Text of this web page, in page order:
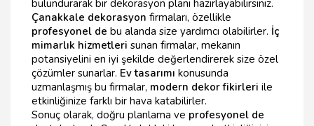
bulundurarak bir dekorasyon planı hazırlayabilirsiniz.
Çanakkale dekorasyon firmaları, özellikle
profesyonel de bu alanda size yardımcı olabilirler. İç
mimarlık hizmetleri sunan firmalar, mekanın
potansiyelini en iyi şekilde değerlendirerek size özel
çözümler sunarlar. Ev tasarımı konusunda
uzmanlaşmış bu firmalar, modern dekor fikirleri ile
etkinliğinize farklı bir hava katabilirler.
Sonuç olarak, doğru planlama ve profesyonel de